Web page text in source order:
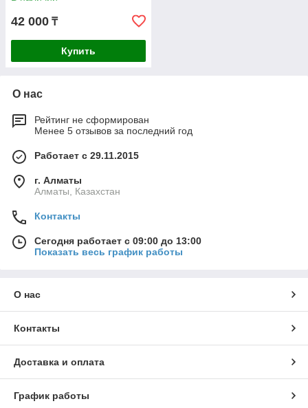
42 000 ₸
Купить
О нас
Рейтинг не сформирован
Менее 5 отзывов за последний год
Работает с 29.11.2015
г. Алматы
Алматы, Казахстан
Контакты
Сегодня работает с 09:00 до 13:00
Показать весь график работы
О нас
Контакты
Доставка и оплата
График работы